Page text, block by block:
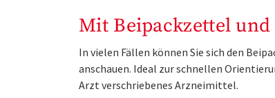
Mit Beipackzettel und
In vielen Fällen können Sie sich den
anschauen. Ideal zur schnellen
Arzt verschriebenes Arzneimittel.